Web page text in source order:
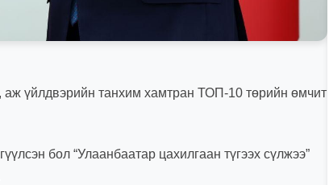
үйлдвэрийн танхим хамтран ТОП-10 төрийн өмчит
бол “Улаанбаатар цахилгаан түгээх сүлжээ”